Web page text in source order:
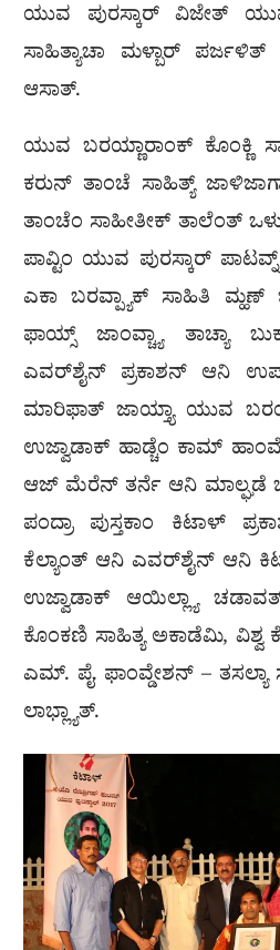
ಯುವ ಪುರಸ್ಕಾರ್ ವಿಜೇತ್
ಸಾಹಿತ್ಯಾಚಾ ಮಳ್ಬಾರ್ ಪರ್ಜಳಿತ್
ಆಸಾತ್.
ಯುವ ಬರಯ್ಣಾರಾಂಕ್ ಕೊಂಕ್ಣಿ
ಕರುನ್ ತಾಂಚೆ ಸಾಹಿತ್ಯ್
ತಾಂಚೆಂ ಸಾಹೀತೀಕ್ ತಾಲೆಂತ್
ಪಾವ್ಟಿಂ ಯುವ ಪುರಸ್ಕಾರ್
ಎಕಾ ಬರವ್ಪ್ಯಾಕ್ ಸಾಹಿತಿ
ಫಾಯ್ಸ್ ಜಾಂವ್ಚ್ಯಾ ತಾಚ್ಯಾ
ಎವರ್‌ಶೈನ್ ಪ್ರಕಾಶನ್ ಆನಿ
ಮಾರಿಫಾತ್ ಜಾಯ್ತ್ಯಾ ಯುವ
ಉಜ್ವಾಡಾಕ್ ಹಾಡ್ಚೆಂ ಕಾಮ್
ಆಜ್ ಮೆರೆನ್ ತರ್ನೆ ಆನಿ ಮಾಲ್ಘಡೆ
ಪಂದ್ರಾ ಪುಸ್ತಕಾಂ ಕಿಟಾಳ್
ಕೆಲ್ಯಾಂತ್ ಆನಿ ಎವರ್‌‌ಶೈನ್ ಆನಿ
ಉಜ್ವಾಡಾಕ್ ಆಯಿಲ್ಲ್ಯಾ
ಕೊಂಕಣಿ ಸಾಹಿತ್ಯ ಅಕಾಡೆಮಿ, ವಿಶ್ವ
ಎಮ್. ಪೈ. ಫಾಂವ್ಡೇಶನ್ – ತಸಲ್ಯಾ
ಲಾಭ್ಲ್ಯಾತ್.